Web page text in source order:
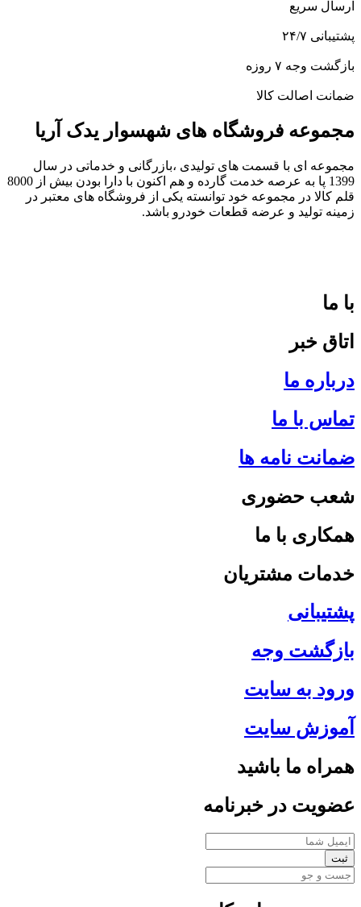
ارسال سریع
پشتیبانی ۲۴/۷
بازگشت وجه ۷ روزه
ضمانت اصالت کالا
مجموعه فروشگاه های شهسوار یدک آریا
مجموعه ای با قسمت های تولیدی ،بازرگانی و خدماتی در سال
1399 پا به عرصه خدمت گارده و هم اکنون با دارا بودن بیش از 8000
قلم کالا در مجموعه خود توانسته یکی از فروشگاه های معتبر در
زمینه تولید و عرضه قطعات خودرو باشد.
با ما
اتاق خبر
درباره ما
تماس با ما
ضمانت نامه ها
شعب حضوری
همکاری با ما
خدمات مشتریان
پشتیبانی
بازگشت وجه
ورود به سایت
آموزش سایت
همراه ما باشید
عضویت در خبرنامه
ثبت